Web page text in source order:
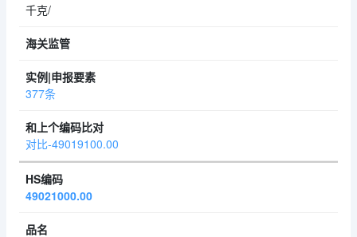
千克/
377条
对比-49019100.00
49021000.00